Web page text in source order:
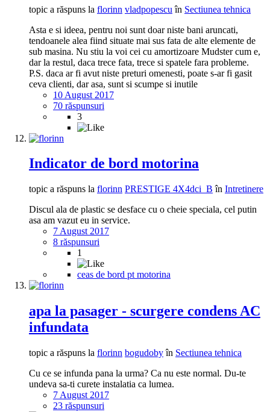
topic a răspuns la florinn vladpopescu în Sectiunea tehnica
Asta e si ideea, pentru noi sunt doar niste bani aruncati,
tendoanele alea fiind situate mai sus fata de alte elemente de
sub masina. Nu stiu la voi cei cu amortizoare Mudster cum e,
dar la restul, daca trece fata, trece si spatele fara probleme.
P.S. daca ar fi avut niste preturi omenesti, poate s-ar fi gasit
ceva clienti, dar asa, sunt si scumpe si inutile
10 August 2017
70 răspunsuri
3
Indicator de bord motorina
topic a răspuns la florinn PRESTIGE 4X4dci_B în Intretinere
Discul ala de plastic se desface cu o cheie speciala, cel putin
asa am vazut eu in service.
7 August 2017
8 răspunsuri
1
ceas de bord pt motorina
apa la pasager - scurgere condens AC
infundata
topic a răspuns la florinn bogudobyîn Sectiunea tehnica
Cu ce se infunda pana la urma? Ca nu este normal. Du-te
undeva sa-ti curete instalatia ca lumea.
7 August 2017
23 răspunsuri